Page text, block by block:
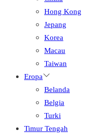
Hong Kong
Jepang
Korea
Macau
Taiwan
Eropa
Belanda
Belgia
Turki
Timur Tengah